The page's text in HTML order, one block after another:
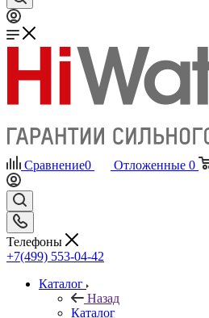
Сравнение0 Отложенные 0
Телефоны
+7(499) 553-04-42
Каталог
Назад
Каталог